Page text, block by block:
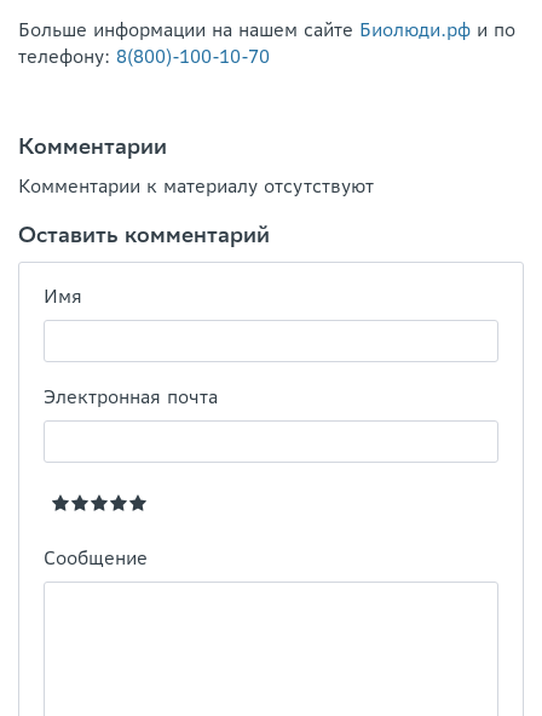
Больше информации на нашем сайте Биолюди.рф и по
телефону: 8(800)-100-10-70
Комментарии
Комментарии к материалу отсутствуют
Оставить комментарий
Имя
Электронная почта
Сообщение